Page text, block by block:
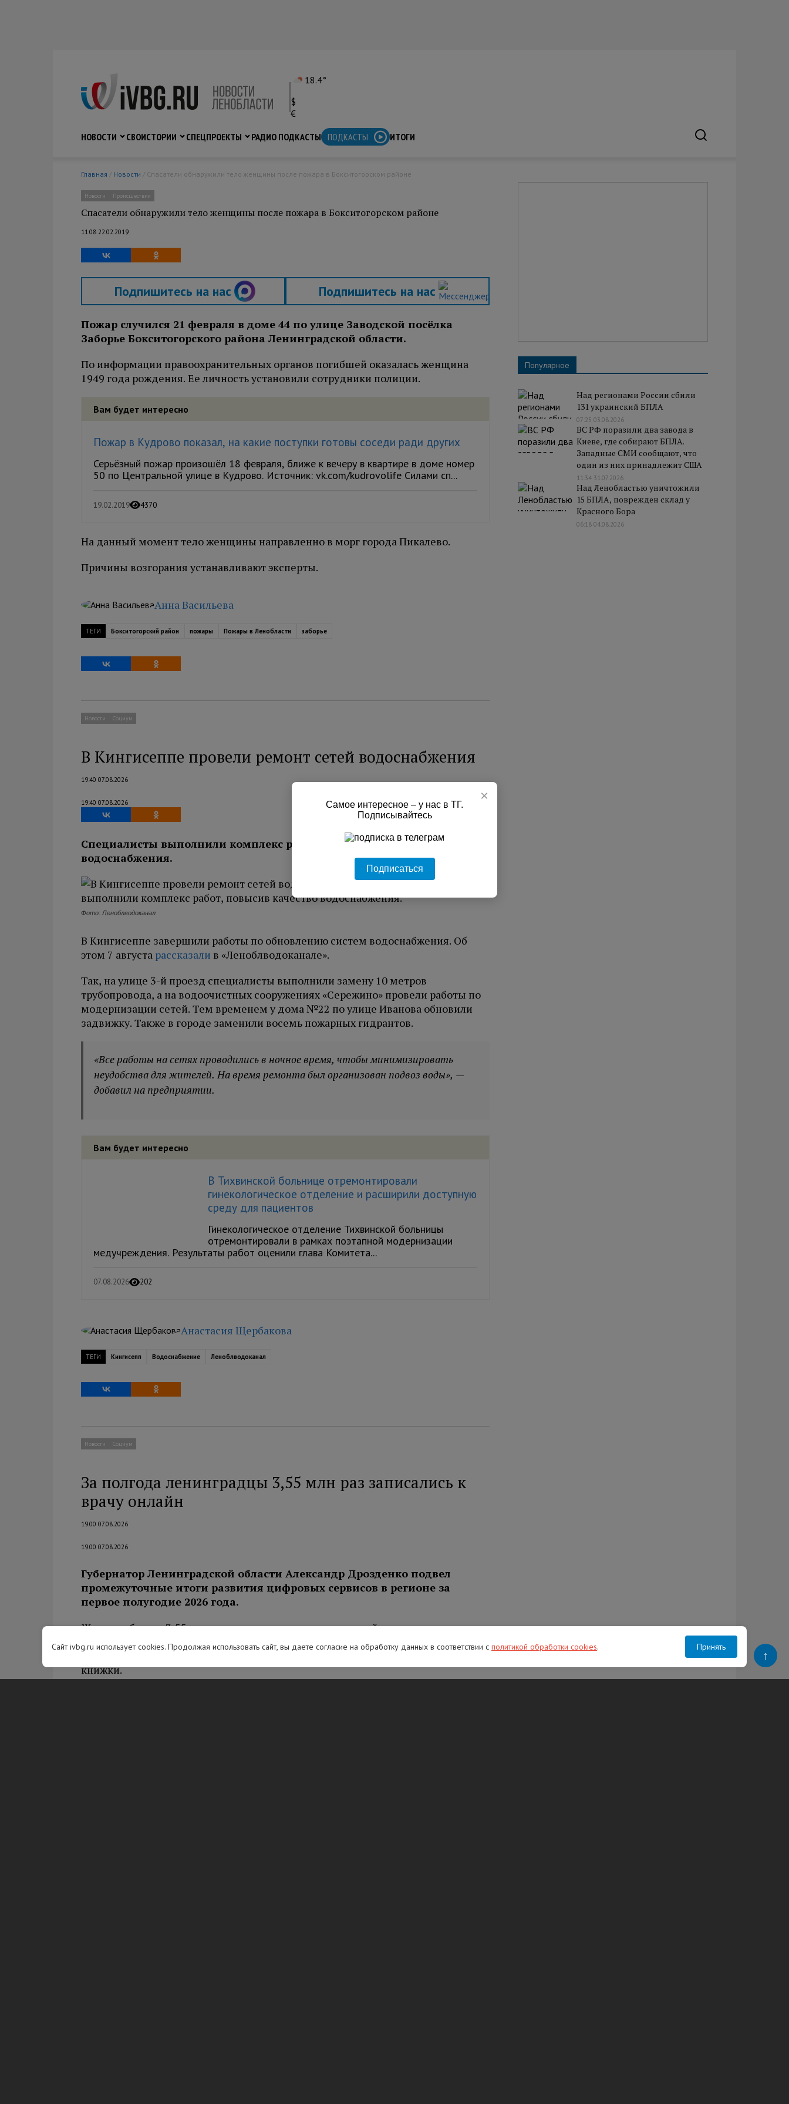
18.4°
$
€
НОВОСТИ
СВОИСТОРИИ СПЕЦПРОЕКТЫ РАДИО ПОДКАСТЫ ПОДКАСТЫ ИТОГИ
Главная / Новости / Спасатели обнаружили тело женщины после пожара в Бокситогорском районе
Новости Происшествия
Спасатели обнаружили тело женщины после пожара в Бокситогорском районе
11:08 22.02.2019
Подпишитесь на нас Подпишитесь на нас
Пожар случился 21 февраля в доме 44 по улице Заводской посёлка
Заборье Бокситогорского района Ленинградской области.
По информации правоохранительных органов погибшей оказалась женщина
1949 года рождения. Ее личность установили сотрудники полиции.
Вам будет интересно
Пожар в Кудрово показал, на какие поступки готовы соседи ради других
Серьёзный пожар произошёл 18 февраля, ближе к вечеру в квартире в доме номер
50 по Центральной улице в Кудрово. Источник: vk.com/kudrovolife Силами сп...
19.02.2019 4370
На данный момент тело женщины направленно в морг города Пикалево.
Причины возгорания устанавливают эксперты.
Анна Васильева
ТЕГИ Бокситогорский район пожары Пожары в Ленобласти заборье
Новости Социум
В Кингисеппе провели ремонт сетей водоснабжения
19:40 07.08.2026
19:40 07.08.2026
Специалисты выполнили комплекс работ, повысив качество
водоснабжения.
Фото: Леноблводоканал
В Кингисеппе завершили работы по обновлению систем водоснабжения. Об
этом 7 августа рассказали в «Леноблводоканале».
Так, на улице 3-й проезд специалисты выполнили замену 10 метров
трубопровода, а на водоочистных сооружениях «Сережино» провели работы по
модернизации сетей. Тем временем у дома №22 по улице Иванова обновили
задвижку. Также в городе заменили восемь пожарных гидрантов.
«Все работы на сетях проводились в ночное время, чтобы минимизировать
неудобства для жителей. На время ремонта был организован подвоз воды», —
добавил на предприятии.
Вам будет интересно
В Тихвинской больнице отремонтировали
гинекологическое отделение и расширили доступную
среду для пациентов
Гинекологическое отделение Тихвинской больницы
отремонтировали в рамках поэтапной модернизации
медучреждения. Результаты работ оценили глава Комитета...
07.08.2026 202
Анастасия Щербакова
ТЕГИ Кингисепп Водоснабжение Леноблводоканал
Новости Социум
За полгода ленинградцы 3,55 млн раз записались к
врачу онлайн
19:00 07.08.2026
19:00 07.08.2026
Губернатор Ленинградской области Александр Дрозденко подвел
промежуточные итоги развития цифровых сервисов в регионе за
первое полугодие 2026 года.
Жители области 3,55 миллиона раз воспользовались онлайн-записью к врачу.
Еще 287 тысяч раз были получены сведения из Единого государственного
реестра недвижимости, а 172 тысячи раз — выписки из электронной трудовой
книжки.
Популярное
Над регионами России сбили
131 украинский БПЛА
07:25 03.08.2026
ВС РФ поразили два завода в
Киеве, где собирают БПЛА.
Западные СМИ сообщают, что
один из них принадлежит США
11:34 31.07.2026
Над Ленобластью уничтожили
15 БПЛА, поврежден склад у
Красного Бора
06:18 04.08.2026
×
Самое интересное – у нас в ТГ.
Подписывайтесь
Подписаться
Сайт ivbg.ru использует cookies. Продолжая использовать сайт, вы даете согласие на обработку данных в соответствии с политикой обработки cookies. Принять
↑